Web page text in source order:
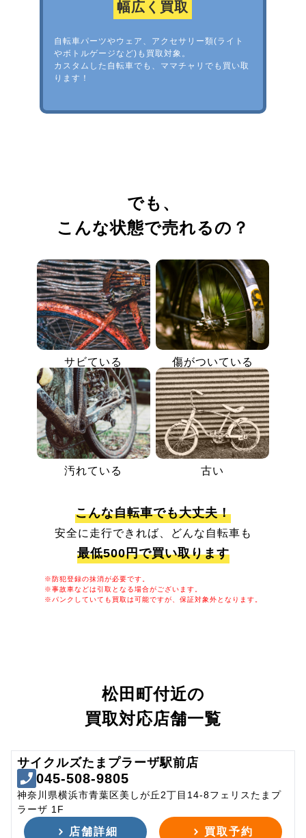
幅広く買取
自転車パーツやウェア、アクセサリー類(ライト
やボトルゲージなど)も買取対象。
カスタムした自転車でも、ママチャリでも買い取
ります！
でも、
こんな状態で売れるの？
サビている 傷がついている
汚れている 古い
こんな自転車でも大丈夫！
安全に走行できれば、どんな自転車も
最低500円で買い取ります
※防犯登録の抹消が必要です。
※事故車などは引取となる場合がございます。
※パンクしていても買取は可能ですが、保証対象外となります。
松田町付近の
買取対応店舗一覧
サイクルズたまプラーザ駅前店
045-508-9805
神奈川県横浜市青葉区美しが丘2丁目14-8フェリスたまプ
ラーザ 1F
店舗詳細 買取予約